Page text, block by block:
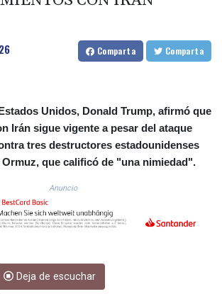
CUC 1.156136
CUP 30.637594
DJF 205.267449
DOP 67.289164
DZD 152.967099
EGP 57.293288
ERN 17.342035
FJD 2.553384
FKP 0.8566
GEL 3.017966
GGP 0.8566
Comparta Comparta
Unidos, Donald Trump, afirmó que
Irán sigue vigente a pesar del ataque
tres destructores estadounidenses
que calificó de "una nimiedad".
Anuncio
Deja de escuchar